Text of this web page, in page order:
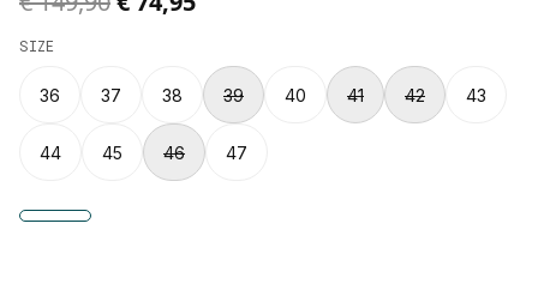
SIZE
36 37 38 39 40 41 42 43
44 45 46 47